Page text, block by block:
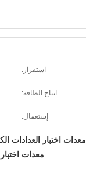
استقرار:
انتاج الطاقة:
إستعمال:
معدات اختبار العدادات
معدات اختبار